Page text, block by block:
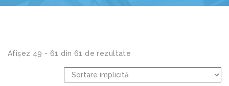
Afișez 49 - 61 din 61 de rezultate